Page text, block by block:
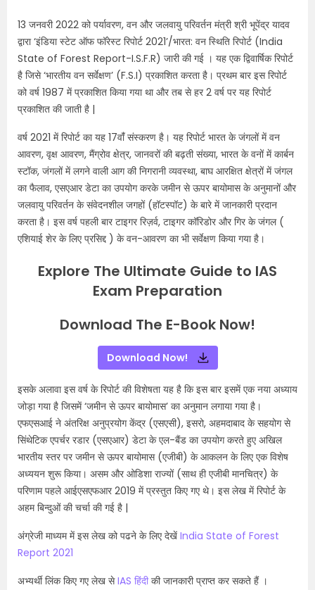
13 जनवरी 2022 को पर्यावरण, वन और जलवायु परिवर्तन मंत्री श्री भूपेंद्र यादव
द्वारा ‘इंडिया स्टेट ऑफ फॉरेस्ट रिपोर्ट 2021’/भारत: वन स्थिति रिपोर्ट (India
State of Forest Report-I.S.F.R) जारी की गई । यह एक द्विवार्षिक रिपोर्ट
है जिसे ‘भारतीय वन सर्वेक्षण’ (F.S.I) प्रकाशित करता है। प्रथम बार इस रिपोर्ट
को वर्ष 1987 में प्रकाशित किया गया था और तब से हर 2 वर्ष पर यह रिपोर्ट
प्रकाशित की जाती है |
वर्ष 2021 में रिपोर्ट का यह 17वांँ संस्करण है। यह रिपोर्ट भारत के जंगलों में वन
आवरण, वृक्ष आवरण, मैंग्रोव क्षेत्र, जानवरों की बढ़ती संख्या, भारत के वनों में कार्बन
स्टॉक, जंगलों में लगने वाली आग की निगरानी व्यवस्था, बाघ आरक्षित क्षेत्रों में जंगल
का फैलाव, एसएआर डेटा का उपयोग करके जमीन से ऊपर बायोमास के अनुमानों और
जलवायु परिवर्तन के संवेदनशील जगहों (हॉटस्पॉट) के बारे में जानकारी प्रदान
करता है। इस वर्ष पहली बार टाइगर रिज़र्व, टाइगर कॉरिडोर और गिर के जंगल (
एशियाई शेर के लिए प्रसिद्द ) के वन-आवरण का भी सर्वेक्षण किया गया है।
Explore The Ultimate Guide to IAS
Exam Preparation
Download The E-Book Now!
Download Now!
इसके अलावा इस वर्ष के रिपोर्ट की विशेषता यह है कि इस बार इसमें एक नया अध्याय
जोड़ा गया है जिसमें ‘जमीन से ऊपर बायोमास’ का अनुमान लगाया गया है।
एफएसआई ने अंतरिक्ष अनुप्रयोग केंद्र (एसएसी), इसरो, अहमदाबाद के सहयोग से
सिंथेटिक एपर्चर रडार (एसएआर) डेटा के एल-बैंड का उपयोग करते हुए अखिल
भारतीय स्तर पर जमीन से ऊपर बायोमास (एजीबी) के आकलन के लिए एक विशेष
अध्ययन शुरू किया। असम और ओडिशा राज्यों (साथ ही एजीबी मानचित्र) के
परिणाम पहले आईएसएफआर 2019 में प्रस्तुत किए गए थे। इस लेख में रिपोर्ट के
अहम बिन्दुओं की चर्चा की गई है |
अंग्रेजी माध्यम में इस लेख को पढने के लिए देखें India State of Forest
Report 2021
अभ्यर्थी लिंक किए गए लेख सेIAS हिंदीकी जानकारी प्राप्त कर सकते हैं ।